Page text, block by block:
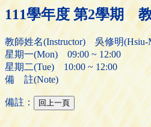
111學年度 第2學期
教師姓名(Instructor) 吳修明(Hsiu-
星期一(Mon) 09:00 ~ 12:00
星期二(Tue) 10:00 ~ 12:00
備 註(Note)
備註：